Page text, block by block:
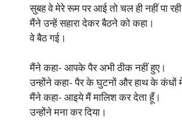
सुबह वे मेरे रूम पर आई तो चल ही नहीं पा
मैंने उन्हें सहारा देकर बैठने को कहा।
वे बैठ गई।
मैंने कहा- आपके पैर अभी ठीक नहीं हुए।
उन्होंने कहा- पैर के घुटनों और हाथ के कंधों
मैंने कहा- आइये मैं मालिश कर देता हूँ।
उन्होंने मना कर दिया।